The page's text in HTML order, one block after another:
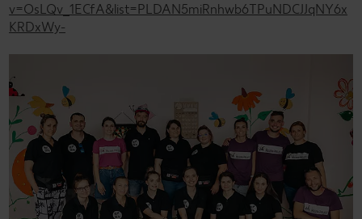
v=OsLQv_1ECfA&list=PLDAN5miRnhwb6TPuNDCJJqNY6x
KRDxWy-